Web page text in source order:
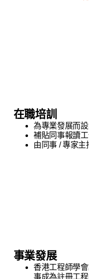
在職培訓
為專業發展而設
補貼同事報讀
由同事 / 專家
事業發展
香港工程師學
事成為註冊工